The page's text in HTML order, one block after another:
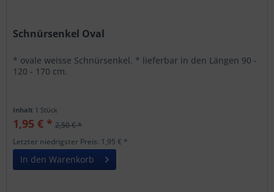
Schnürsenkel Oval
* ovale weisse Schnürsenkel. * lieferbar in den Längen 90 -
120 - 170 cm.
Inhalt 1 Stück
1,95 € * 2,50 € *
Letzter niedrigster Preis: 1,95 € *
In den Warenkorb